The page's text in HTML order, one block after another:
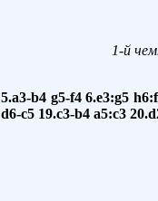
1-й
5.a3-b4 g5-f4 6.e3:g5
d6-c5 19.c3-b4 a5:c3